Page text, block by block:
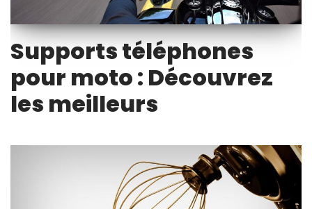
Supports téléphones
pour moto : Découvrez
les meilleurs